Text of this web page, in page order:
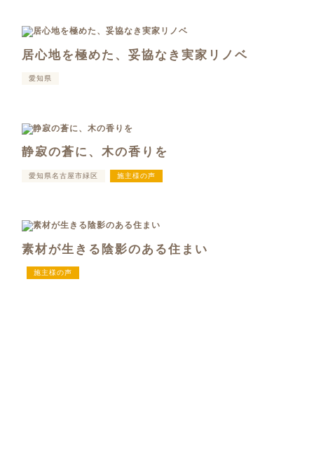
居心地を極めた、妥協なき実家リノベ
愛知県
静寂の蒼に、木の香りを
愛知県名古屋市緑区 施主様の声
素材が生きる陰影のある住まい
施主様の声